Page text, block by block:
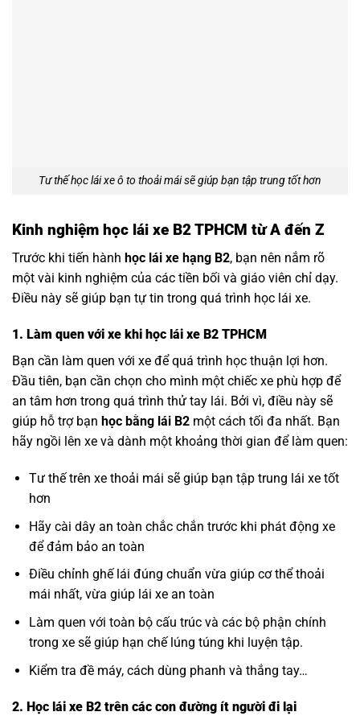
Tư thế học lái xe ô to thoải mái sẽ giúp bạn tập trung tốt hơn
Kinh nghiệm học lái xe B2 TPHCM từ A đến Z
Trước khi tiến hành học lái xe hạng B2, bạn nên nắm rõ
một vài kinh nghiệm của các tiền bối và giáo viên chỉ dạy.
Điều này sẽ giúp bạn tự tin trong quá trình học lái xe.
1. Làm quen với xe khi học lái xe B2 TPHCM
Bạn cần làm quen với xe để quá trình học thuận lợi hơn.
Đầu tiên, bạn cần chọn cho mình một chiếc xe phù hợp để
an tâm hơn trong quá trình thử tay lái. Bởi vì, điều này sẽ
giúp hỗ trợ bạn học bằng lái B2 một cách tối đa nhất. Bạn
hãy ngồi lên xe và dành một khoảng thời gian để làm quen:
Tư thế trên xe thoải mái sẽ giúp bạn tập trung lái xe tốt
hơn
Hãy cài dây an toàn chắc chắn trước khi phát động xe
để đảm bảo an toàn
Điều chỉnh ghế lái đúng chuẩn vừa giúp cơ thể thoải
mái nhất, vừa giúp lái xe an toàn
Làm quen với toàn bộ cấu trúc và các bộ phận chính
trong xe sẽ giúp hạn chế lúng túng khi luyện tập.
Kiểm tra đề máy, cách dùng phanh và thắng tay…
2. Học lái xe B2 trên các con đường ít người đi lại